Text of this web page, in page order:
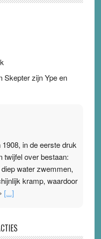
Skepter zijn Ype en
in de eerste druk
twijfel over bestaan:
diep water zwemmen,
kramp, waardoor
[...]